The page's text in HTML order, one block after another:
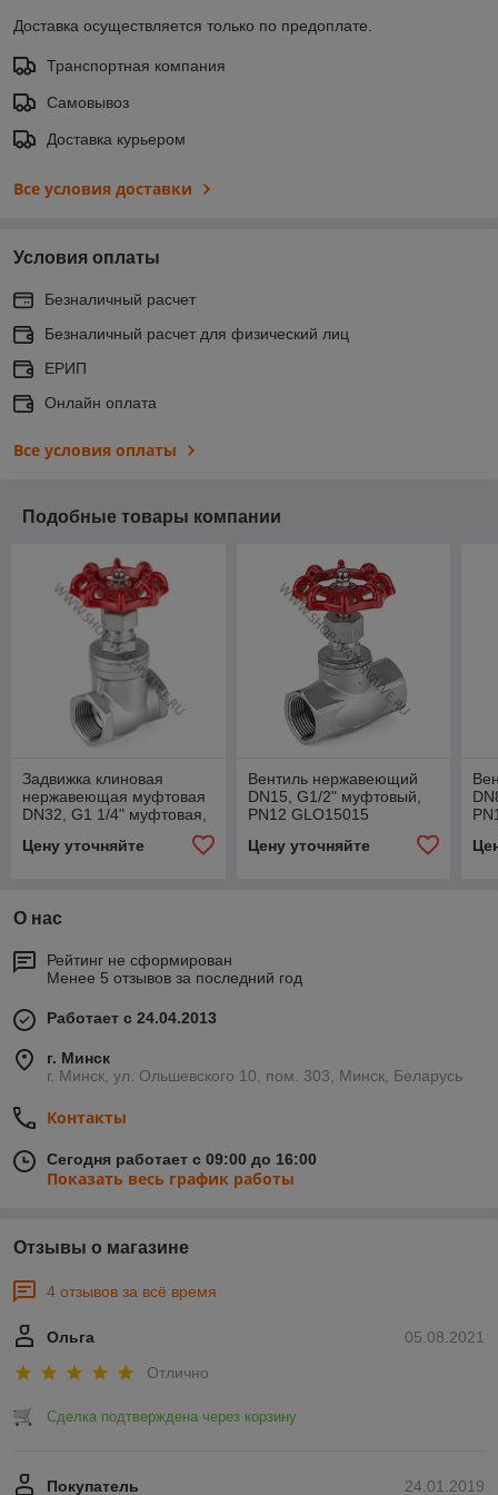
Доставка осуществляется только по предоплате.
Транспортная компания
Самовывоз
Доставка курьером
Все условия доставки
Условия оплаты
Безналичный расчет
Безналичный расчет для физический лиц
ЕРИП
Онлайн оплата
Все условия оплаты
Подобные товары компании
Задвижка клиновая
нержавеющая муфтовая
DN32, G1 1/4" муфтовая,
Цену уточняйте
Вентиль нержавеющий
DN15, G1/2" муфтовый,
PN12 GLO15015
Цену уточняйте
О нас
Рейтинг не сформирован
Менее 5 отзывов за последний год
Работает с 24.04.2013
г. Минск
г. Минск, ул. Ольшевского 10, пом. 303, Минск, Беларусь
Контакты
Сегодня работает с 09:00 до 16:00
Показать весь график работы
Отзывы о магазине
4 отзывов за всё время
05.08.2021
Ольга
Отлично
Сделка подтверждена через корзину
24.01.2019
Покупатель